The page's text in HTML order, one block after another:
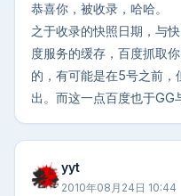
恭喜你，被收录，哈哈。
之于收录的快照日期，与
度服务的缓存，百度抓取
的，有可能是在5号之前
出。而这一点百度也于GG
yyt
2010年08月24日 10:44